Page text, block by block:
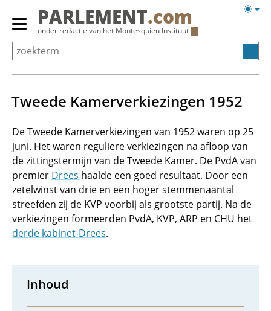
Overslaan
Primair
menu
tonen/verbergen
PARLEMENT.com
onder redactie van het Montesquieu Instituut
Tweede Kamerverkiezingen 1952
De Tweede Kamerverkiezingen van 1952 waren op 25
juni. Het waren reguliere verkiezingen na afloop van
de zittingstermijn van de Tweede Kamer. De PvdA van
premier Drees haalde een goed resultaat. Door een
zetelwinst van drie en een hoger stemmenaantal
streefden zij de KVP voorbij als grootste partij. Na de
verkiezingen formeerden PvdA, KVP, ARP en CHU het
derde kabinet-Drees.
Inhoud